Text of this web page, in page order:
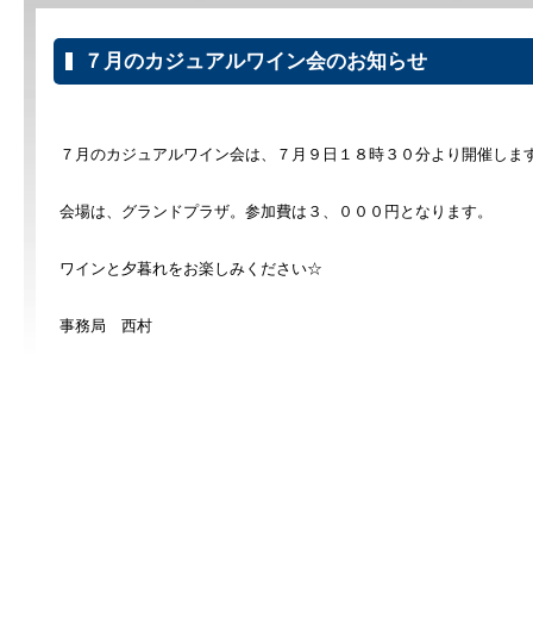
７月のカジュアルワイン会のお知らせ
７月のカジュアルワイン会は、７月９日１８時３０分より開催しま
会場は、グランドプラザ。参加費は３、０００円となります。
ワインと夕暮れをお楽しみください☆
事務局 西村